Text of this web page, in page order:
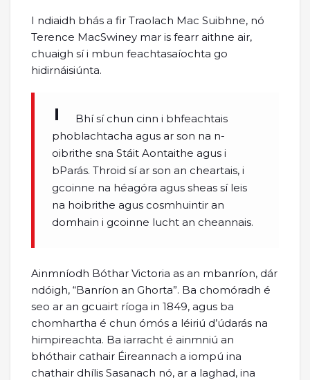
I ndiaidh bhás a fir Traolach Mac Suibhne, nó
Terence MacSwiney mar is fearr aithne air,
chuaigh sí i mbun feachtasaíochta go
hidirnáisiúnta.
Bhí sí chun cinn i bhfeachtais
phoblachtacha agus ar son na n-
oibrithe sna Stáit Aontaithe agus i
bParás. Throid sí ar son an cheartais, i
gcoinne na héagóra agus sheas sí leis
na hoibrithe agus cosmhuintir an
domhain i gcoinne lucht an cheannais.
Ainmníodh Bóthar Victoria as an mbanríon, dár
ndóigh, “Banríon an Ghorta”. Ba chomóradh é
seo ar an gcuairt ríoga in 1849, agus ba
chomhartha é chun ómós a léiriú d’údarás na
himpireachta. Ba iarracht é ainmniú an
bhóthair cathair Éireannach a iompú ina
chathair dhílis Sasanach nó, ar a laghad, ina